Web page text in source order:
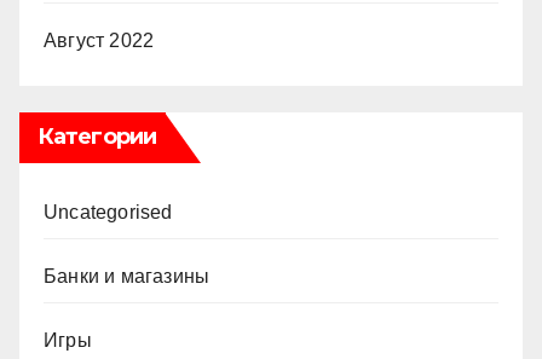
Август 2022
Категории
Uncategorised
Банки и магазины
Игры